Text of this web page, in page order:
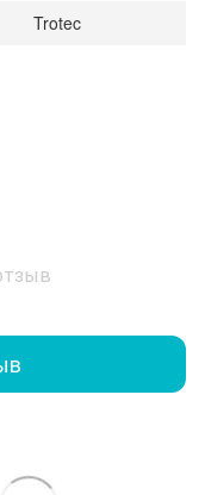
Trotec